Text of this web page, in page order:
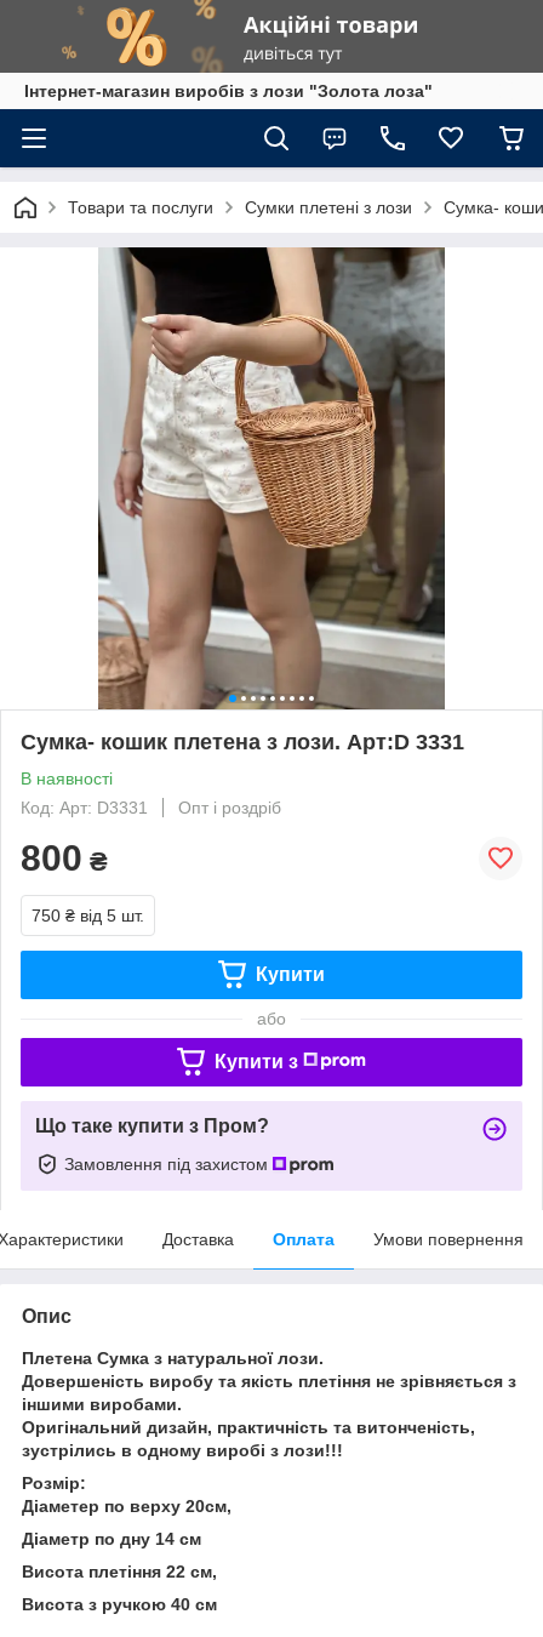
Інтернет-магазин виробів з лози "Золота лоза"
Товари та послуги Сумки плетені з лози Сумка-
Сумка- кошик плетена з лози. Арт:D 3331
В наявності
Код: Арт: D3331
Опт і роздріб
800 ₴
750 ₴ від 5 шт.
Купити
або
Купити з
Що таке купити з Пром?
Замовлення під захистом
Доставка Оплата Умови повернення
Опис
Плетена Сумка з натуральної лози.
Довершеність виробу та якість плетіння не зрівняється з
іншими виробами.
Оригінальний дизайн, практичність та витонченість,
зустрілись в одному виробі з лози!!!
Розмір:
Діаметер по верху 20см,
Діаметр по дну 14 см
Висота плетіння 22 см,
Висота з ручкою 40 см